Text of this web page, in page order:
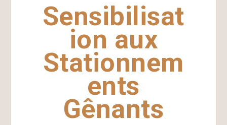
Sensibilisat
ion aux
Stationnem
ents
Gênants